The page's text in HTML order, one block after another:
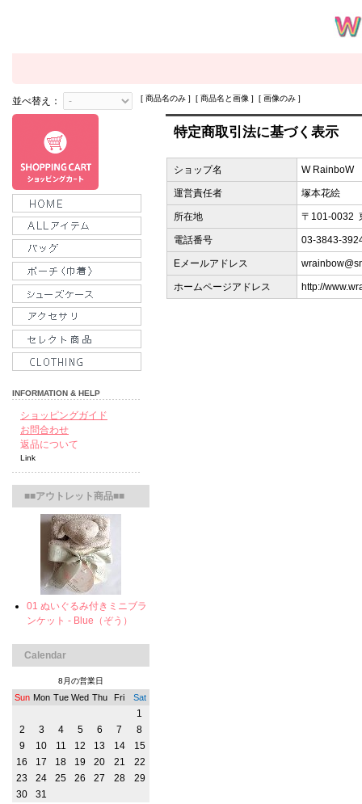
並べ替え： [ 商品名のみ ] [ 商品名と画像 ] [ 画像のみ ]
特定商取引法に基づく表示
ショップ名 W RainboW
運営責任者 塚本花絵
所在地 〒101-0032
電話番号 03-3843-
Eメールアドレス
ホームページアドレス http://
INFORMATION & HELP
ショッピングガイド
お問合わせ
返品について
Link
■■アウトレット商品■■
01 ぬいぐるみ付きミニブラ
ンケット - Blue（ぞう）
Calendar
8月の営業日
Sun Mon Tue Wed Thu Fri Sat
1
2
3 4 5 6 7
8
9
10 11 12 13 14
15
16
17 18 19 20 21
22
23
24 25 26 27 28
29
30
31